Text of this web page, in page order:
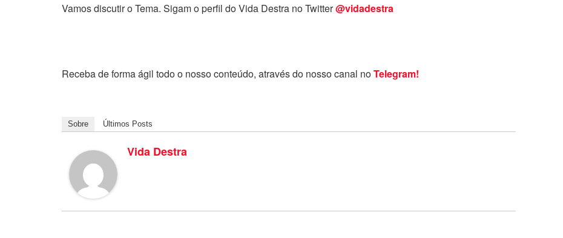
Vamos discutir o Tema. Sigam o perfil do Vida Destra no Twitter@vidadestra
Receba de forma ágil todo o nosso conteúdo, através do nosso canal noTelegram!
Sobre Últimos Posts
Vida Destra